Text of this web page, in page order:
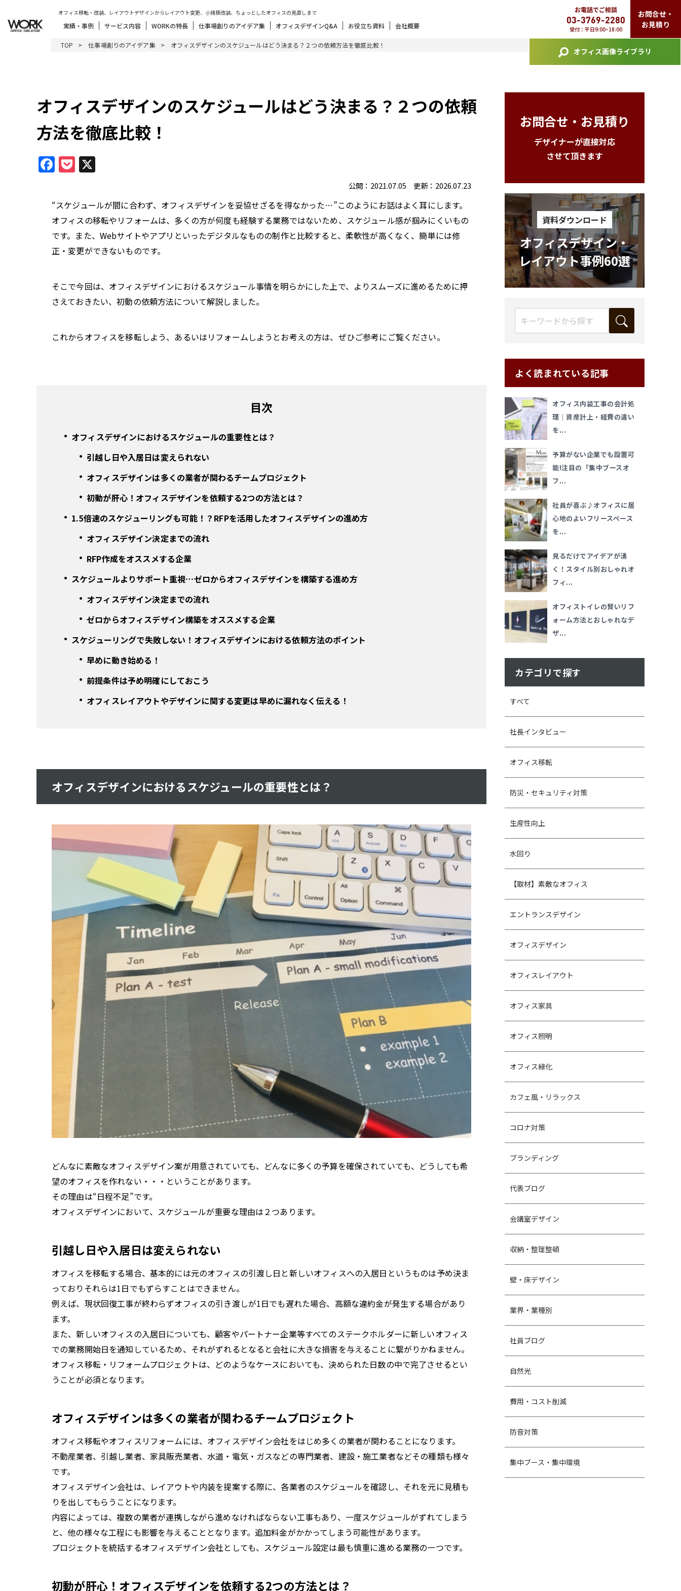
オフィス移転・改装、レイアウトデザインからレイアウト変更、小規模改装、ちょっとしたオフィスの見直しまで
実績・事例 サービス内容 WORKの特長 仕事場創りのアイデア集 オフィスデザインQ&A お役立ち資料 会社概要
お電話でご相談
03-3769-2280
受付：平日9:00~18:00
お問合せ・
お見積り
オフィス画像ライブラリ
TOP 仕事場創りのアイデア集 オフィスデザインのスケジュールはどう決まる？２つの依頼方法を徹底比較！
オフィスデザインのスケジュールはどう決まる？２つの依頼
方法を徹底比較！
Facebook
Pocket
公開：2021.07.05 更新：2026.07.23
“スケジュールが間に合わず、オフィスデザインを妥協せざるを得なかった…”このようにお話はよく耳にします。
オフィスの移転やリフォームは、多くの方が何度も経験する業務ではないため、スケジュール感が掴みにくいもの
です。また、Webサイトやアプリといったデジタルなものの制作と比較すると、柔軟性が高くなく、簡単には修
正・変更ができないものです。
そこで今回は、オフィスデザインにおけるスケジュール事情を明らかにした上で、よりスムーズに進めるために押
さえておきたい、初動の依頼方法について解説しました。
これからオフィスを移転しよう、あるいはリフォームしようとお考えの方は、ぜひご参考にご覧ください。
目次
オフィスデザインにおけるスケジュールの重要性とは？
引越し日や入居日は変えられない
オフィスデザインは多くの業者が関わるチームプロジェクト
初動が肝心！オフィスデザインを依頼する2つの方法とは？
1.5倍速のスケジューリングも可能！？RFPを活用したオフィスデザインの進め方
オフィスデザイン決定までの流れ
RFP作成をオススメする企業
スケジュールよりサポート重視…ゼロからオフィスデザインを構築する進め方
オフィスデザイン決定までの流れ
ゼロからオフィスデザイン構築をオススメする企業
スケジューリングで失敗しない！オフィスデザインにおける依頼方法のポイント
早めに動き始める！
前提条件は予め明確にしておこう
オフィスレイアウトやデザインに関する変更は早めに漏れなく伝える！
オフィスデザインにおけるスケジュールの重要性とは？
どんなに素敵なオフィスデザイン案が用意されていても、どんなに多くの予算を確保されていても、どうしても希
望のオフィスを作れない・・・ということがあります。
その理由は“日程不足”です。
オフィスデザインにおいて、スケジュールが重要な理由は２つあります。
引越し日や入居日は変えられない
オフィスを移転する場合、基本的には元のオフィスの引渡し日と新しいオフィスへの入居日というものは予め決ま
っておりそれらは1日でもずらすことはできません。
例えば、現状回復工事が終わらずオフィスの引き渡しが1日でも遅れた場合、高額な違約金が発生する場合があり
ます。
また、新しいオフィスの入居日についても、顧客やパートナー企業等すべてのステークホルダーに新しいオフィス
での業務開始日を通知しているため、それがずれるとなると会社に大きな損害を与えることに繋がりかねません。
オフィス移転・リフォームプロジェクトは、どのようなケースにおいても、決められた日数の中で完了させるとい
うことが必須となります。
オフィスデザインは多くの業者が関わるチームプロジェクト
オフィス移転やオフィスリフォームには、オフィスデザイン会社をはじめ多くの業者が関わることになります。
不動産業者、引越し業者、家具販売業者、水道・電気・ガスなどの専門業者、建設・施工業者などその種類も様々
です。
オフィスデザイン会社は、レイアウトや内装を提案する際に、各業者のスケジュールを確認し、それを元に見積も
りを出してもらうことになります。
内容によっては、複数の業者が連携しながら進めなければならない工事もあり、一度スケジュールがずれてしまう
と、他の様々な工程にも影響を与えることとなります。追加料金がかかってしまう可能性があります。
プロジェクトを統括するオフィスデザイン会社としても、スケジュール設定は最も慎重に進める業務の一つです。
初動が肝心！オフィスデザインを依頼する2つの方法とは？
お問合せ・お見積り
デザイナーが直接対応
させて頂きます
資料ダウンロード
オフィスデザイン・
レイアウト事例60選
よく読まれている記事
オフィス内装工事の会計処
理｜資産計上・経費の違い
を...
予算がない企業でも設置可
能!注目の「集中ブースオ
フ...
社員が喜ぶ♪オフィスに居
心地のよいフリースペース
を...
見るだけでアイデアが湧
く！スタイル別おしゃれオ
フィ...
オフィストイレの賢いリフ
ォーム方法とおしゃれなデ
ザ...
カテゴリで探す
すべて
社長インタビュー
オフィス移転
防災・セキュリティ対策
生産性向上
水回り
【取材】素敵なオフィス
エントランスデザイン
オフィスデザイン
オフィスレイアウト
オフィス家具
オフィス照明
オフィス緑化
カフェ風・リラックス
コロナ対策
ブランディング
代表ブログ
会議室デザイン
収納・整理整頓
壁・床デザイン
業界・業種別
社員ブログ
自然光
費用・コスト削減
防音対策
集中ブース・集中環境